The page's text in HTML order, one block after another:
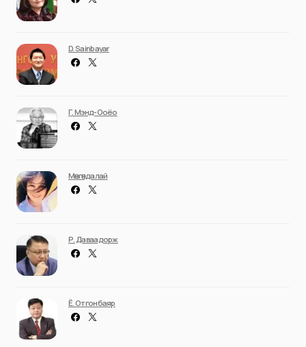
D. Sainbayar
Г. Мэнд-Ооёо
Мөнгөндалай
Р. Даваадорж
Ё. Отгонбаяр